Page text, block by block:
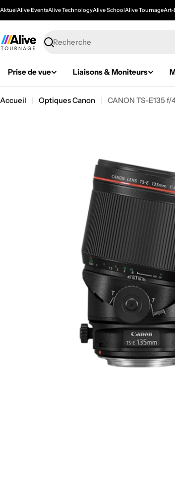
AktuelAlive EventsAlive TechnologyAlive SchoolAlive TournageArt-
Recherche
Prise de vue Liaisons & Moniteurs
Accueil Optiques Canon CANON TS-E135 f/
le média 0 en mode modal